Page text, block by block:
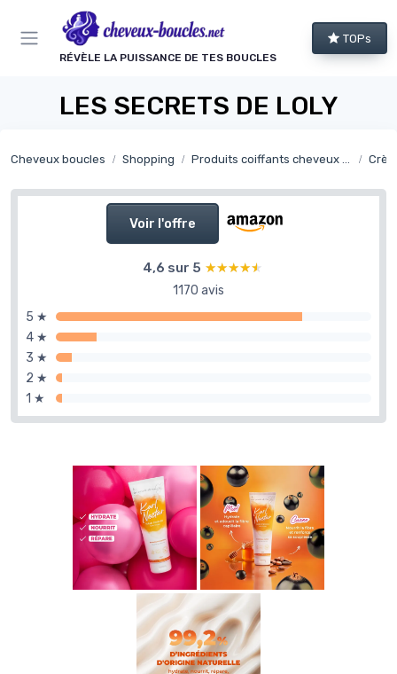
RÉVÈLE LA PUISSANCE DE TES BOUCLES
TOPs
LES SECRETS DE LOLY
Cheveux boucles Shopping Produits coiffants cheveux bouclés
Voir l'offre
4,6 sur 5 ★★★★★
★★★★★
1170 avis
5 ★
4 ★
3 ★
2 ★
1 ★
Panneau de gestion des cookies